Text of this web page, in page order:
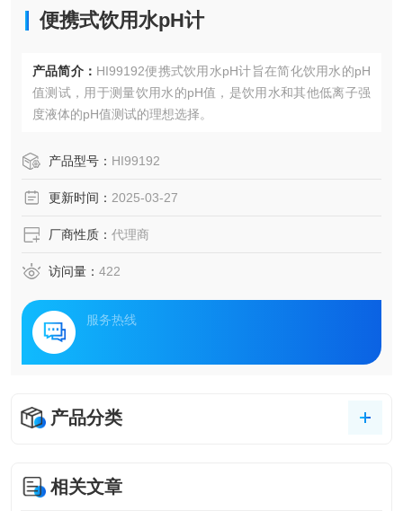
便携式饮用水pH计
产品简介： HI99192便携式饮用水pH计旨在简化饮用水的pH
值测试，用于测量饮用水的pH值，是饮用水和其他低离子强
度液体的pH值测试的理想选择。
产品型号： HI99192
更新时间： 2025-03-27
厂商性质： 代理商
访问量： 422
服务热线
产品分类
相关文章